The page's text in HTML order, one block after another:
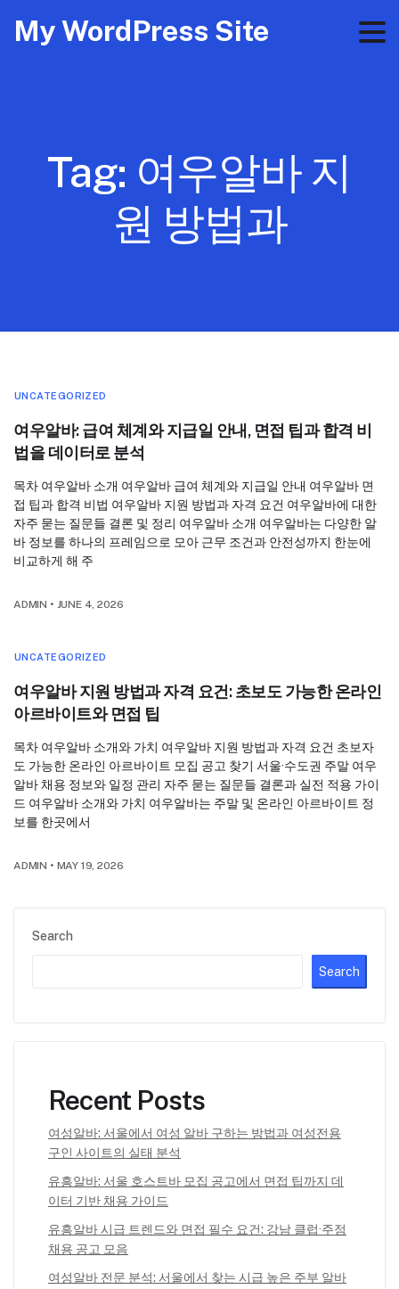
My WordPress Site
Tag: 여우알바 지
원 방법과
Search
Search
Recent Posts
여성알바: 서울에서 여성 알바 구하는 방법과 여성전용
구인 사이트의 실태 분석
유흥알바: 서울 호스트바 모집 공고에서 면접 팁까지 데
이터 기반 채용 가이드
유흥알바 시급 트렌드와 면접 필수 요건: 강남 클럽·주점
채용 공고 모음
여성알바 전문 분석: 서울에서 찾는 시급 높은 주부 알바
UNCATEGORIZED
여우알바: 급여 체계와 지급일 안내, 면접 팁과 합격 비
법을 데이터로 분석
목차 여우알바 소개 여우알바 급여 체계와 지급일 안내 여우알바 면
접 팁과 합격 비법 여우알바 지원 방법과 자격 요건 여우알바에 대한
자주 묻는 질문들 결론 및 정리 여우알바 소개 여우알바는 다양한 알
바 정보를 하나의 프레임으로 모아 근무 조건과 안전성까지 한눈에
비교하게 해 주
ADMIN • JUNE 4, 2026
UNCATEGORIZED
여우알바 지원 방법과 자격 요건: 초보도 가능한 온라인
아르바이트와 면접 팁
목차 여우알바 소개와 가치 여우알바 지원 방법과 자격 요건 초보자
도 가능한 온라인 아르바이트 모집 공고 찾기 서울·수도권 주말 여우
알바 채용 정보와 일정 관리 자주 묻는 질문들 결론과 실전 적용 가이
드 여우알바 소개와 가치 여우알바는 주말 및 온라인 아르바이트 정
보를 한곳에서
ADMIN • MAY 19, 2026